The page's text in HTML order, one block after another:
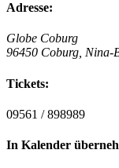
Adresse:
Globe Coburg
96450 Coburg, Nina-
Tickets:
09561 / 898989
In Kalender